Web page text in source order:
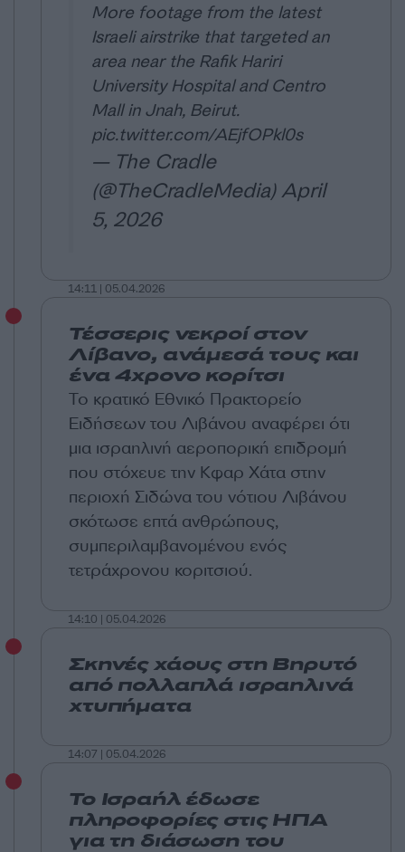
More footage from the latest
Israeli airstrike that targeted an
area near the Rafik Hariri
University Hospital and Centro
Mall in Jnah, Beirut.
pic.twitter.com/AEjfOPkl0s
— The Cradle
(@TheCradleMedia)April
5, 2026
14:11 | 05.04.2026
Τέσσερις νεκροί στον
Λίβανο, ανάμεσά τους και
ένα 4χρονο κορίτσι
Το κρατικό Εθνικό Πρακτορείο
Ειδήσεων του Λιβάνου αναφέρει ότι
μια ισραηλινή αεροπορική επιδρομή
που στόχευε την Κφαρ Χάτα στην
περιοχή Σιδώνα του νότιου Λιβάνου
σκότωσε επτά ανθρώπους,
συμπεριλαμβανομένου ενός
τετράχρονου κοριτσιού.
14:10 | 05.04.2026
Σκηνές χάους στη Βηρυτό
από πολλαπλά ισραηλινά
χτυπήματα
14:07 | 05.04.2026
Το Ισραήλ έδωσε
πληροφορίες στις ΗΠΑ
για τη διάσωση του